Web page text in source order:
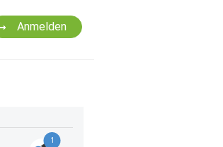
Anmelden
1